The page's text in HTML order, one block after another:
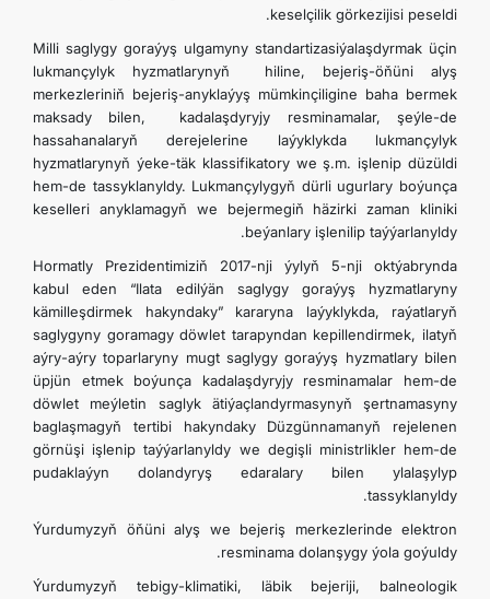
keselçilik görkezijisi peseldi.
Milli saglygy goraýyş ulgamyny standartizasiýalaşdyrmak üçin
lukmançylyk hyzmatlarynyň hiline, bejeriş-öňüni alyş
merkezleriniň bejeriş-anyklaýyş mümkinçiligine baha bermek
maksady bilen, kadalaşdyryjy resminamalar, şeýle-de
hassahanalaryň derejelerine laýyklykda lukmançylyk
hyzmatlarynyň ýeke-täk klassifikatory we ş.m. işlenip düzüldi
hem-de tassyklanyldy. Lukmançylygyň dürli ugurlary boýunça
keselleri anyklamagyň we bejermegiň häzirki zaman kliniki
beýanlary işlenilip taýýarlanyldy.
Hormatly Prezidentimiziň 2017-nji ýylyň 5-nji oktýabrynda
kabul eden “Ilata edilýän saglygy goraýyş hyzmatlaryny
kämilleşdirmek hakyndaky” kararyna laýyklykda, raýatlaryň
saglygyny goramagy döwlet tarapyndan kepillendirmek, ilatyň
aýry-aýry toparlaryny mugt saglygy goraýyş hyzmatlary bilen
üpjün etmek boýunça kadalaşdyryjy resminamalar hem-de
döwlet meýletin saglyk ätiýaçlandyrmasynyň şertnamasyny
baglaşmagyň tertibi hakyndaky Düzgünnamanyň rejelenen
görnüşi işlenip taýýarlanyldy we degişli ministrlikler hem-de
pudaklaýyn dolandyryş edaralary bilen ylalaşylyp
tassyklanyldy.
Ýurdumyzyň öňüni alyş we bejeriş merkezlerinde elektron
resminama dolanşygy ýola goýuldy.
Ýurdumyzyň tebigy-klimatiki, läbik bejeriji, balneologik